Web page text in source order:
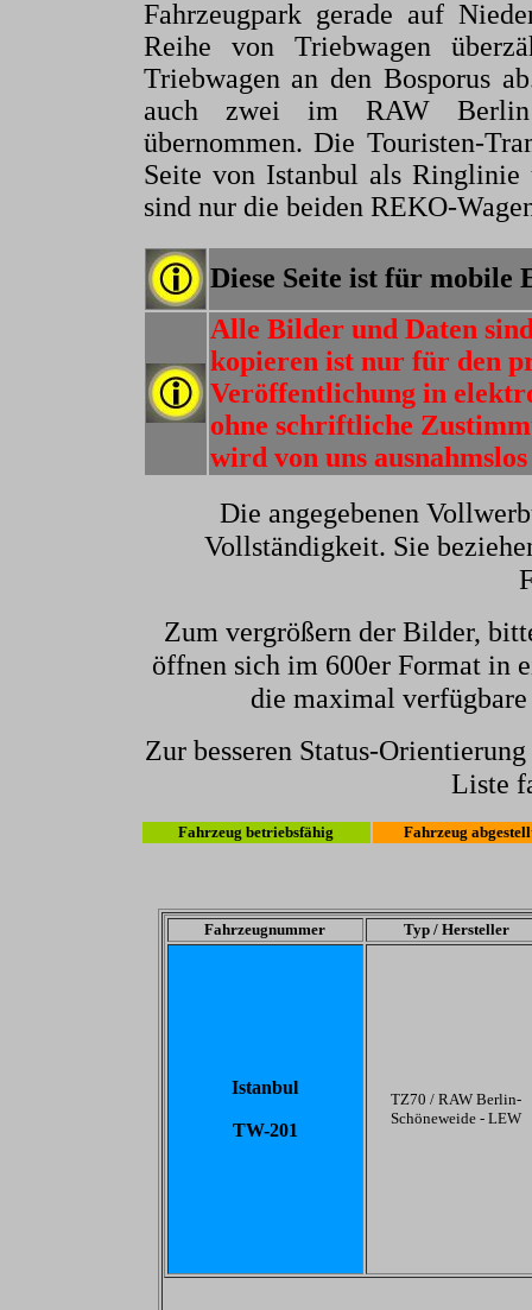
Fahrzeugpark gerade auf
Reihe von Triebwagen
Triebwagen an den Bosporus
auch zwei im RAW Berlin
übernommen. Die Touristen-
Seite von Istanbul als
sind nur die beiden REKO-
Diese Seite ist für mobile
Alle Bilder und Daten
kopieren ist nur für den
Veröffentlichung in
ohne schriftliche
wird von uns
Die angegebenen
Vollständigkeit. Sie
Zum vergrößern der Bilder,
öffnen sich im 600er Format in
die maximal
Zur besseren Status-
Liste
Fahrzeug betriebsfähig Fahrzeug
Fahrzeugnummer Typ / Hersteller
Istanbul
TW-201
TZ70 / RAW Berlin-
Schöneweide - LEW